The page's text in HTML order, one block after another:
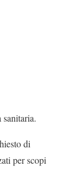
di
per scopi